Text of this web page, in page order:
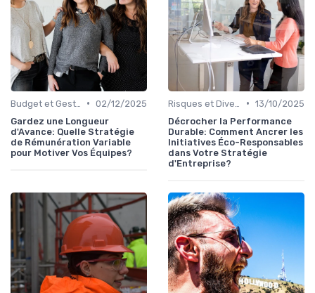
• 02/12/2025
Gardez une Longueur
d'Avance: Quelle Stratégie
de Rémunération Variable
pour Motiver Vos Équipes?
• 13/10/2025
Décrocher la Performance
Durable: Comment Ancrer les
Initiatives Éco-Responsables
dans Votre Stratégie
d'Entreprise?